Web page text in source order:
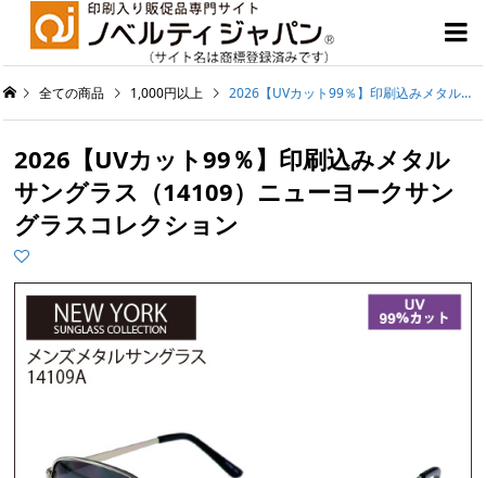

全ての商品 1,000円以上 2026【UVカット99％】印刷込みメタルサングラス（14109）ニューヨークサングラスコレクション
2026【UVカット99％】印刷込みメタル
サングラス（14109）ニューヨークサン
グラスコレクション